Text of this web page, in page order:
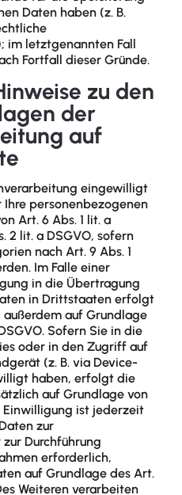
Daten haben (z. B.
im letztgenannten Fall
Fortfall dieser Gründe.
zu den
der
auf
eingewilligt
personenbezogenen
Art. 6 Abs. 1 lit. a
2 lit. a DSGVO, sofern
nach Art. 9 Abs. 1
Im Falle einer
in die Übertragung
in Drittstaaten erfolgt
auf Grundlage
Sofern Sie in die
oder in den Zugriff auf
(z. B. via Device-
haben, erfolgt die
auf Grundlage von
Einwilligung ist jederzeit
zur
Durchführung
erforderlich,
auf Grundlage des Art.
Weiteren verarbeiten